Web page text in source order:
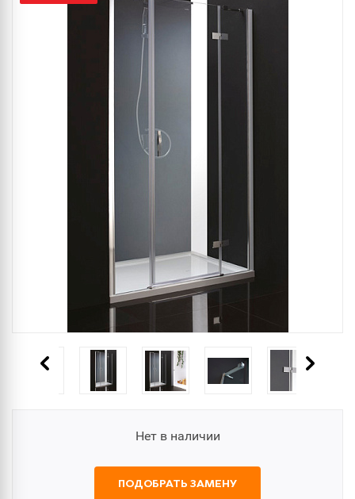
Нет в наличии
ПОДОБРАТЬ ЗАМЕНУ